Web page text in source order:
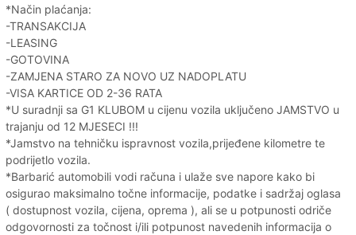
*Način plaćanja:
-TRANSAKCIJA
-LEASING
-GOTOVINA
-ZAMJENA STARO ZA NOVO UZ NADOPLATU
-VISA KARTICE OD 2-36 RATA
*U suradnji sa G1 KLUBOM u cijenu vozila uključeno JAMSTVO u
trajanju od 12 MJESECI !!!
*Jamstvo na tehničku ispravnost vozila,prijeđene kilometre te
podrijetlo vozila.
*Barbarić automobili vodi računa i ulaže sve napore kako bi
osigurao maksimalno točne informacije, podatke i sadržaj oglasa
( dostupnost vozila, cijena, oprema ), ali se u potpunosti odriče
odgovornosti za točnost i/ili potpunost navedenih informacija o